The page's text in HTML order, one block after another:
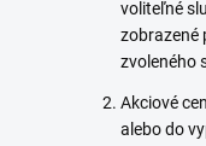
voliteľné
zobrazené
zvoleného
Akciové
alebo do